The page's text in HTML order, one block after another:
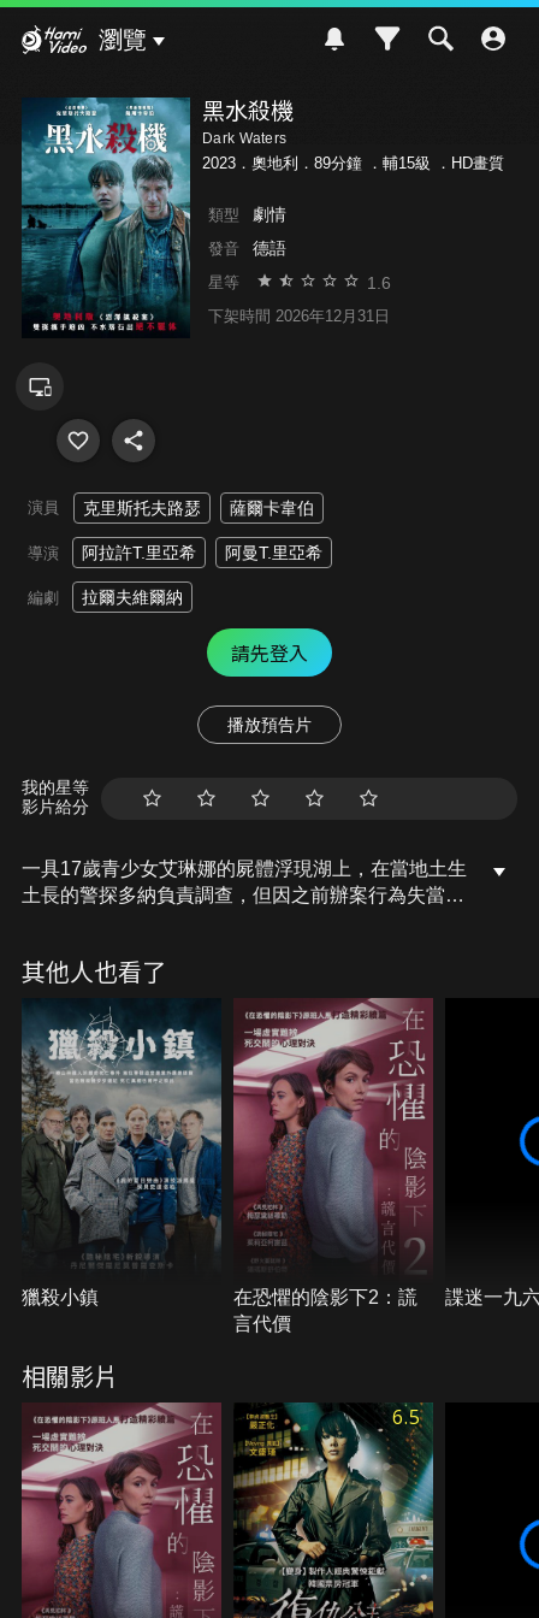
瀏覽
黑水殺機
Dark Waters
2023．奧地利．89分鐘 ． 輔15級 ．HD畫質
類型 劇情
發音 德語
星等 1.6
下架時間 2026年12月31日
演員 克里斯托夫路瑟 薩爾卡韋伯
導演 阿拉許T.里亞希 阿曼T.里亞希
編劇 拉爾夫維爾納
請先登入
播放預告片
我的星等
影片給分
一具17歲青少女艾琳娜的屍體浮現湖上，在當地土生
土長的警探多納負責調查，但因之前辦案行為失當，
事，更得發掘自己家園的黑暗歷史，也對搭檔有所保
留，真相即將浮出深不可測的黑色水面。
其他人也看了
獵殺小鎮
在恐懼的陰影下2：謊
言代價
諜迷一九
相關影片
6.5